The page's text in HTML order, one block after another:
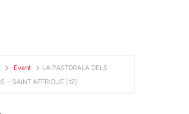
Event
LA PASTORALA DELS
– SAINT AFFRIQUE (12)